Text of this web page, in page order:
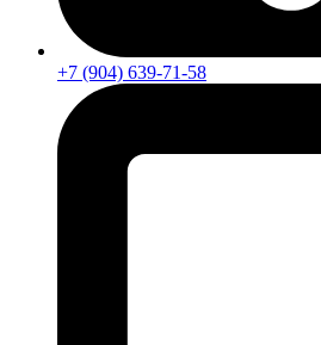
+7 (904) 639-71-58